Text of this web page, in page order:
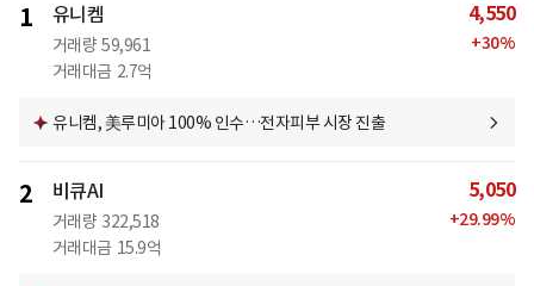
1 유니켐
거래량 59,961
거래대금 2.7억
4,550
+30%
유니켐, 美루미아 100% 인수…전자피부 시장 진출
2 비큐AI
거래량 322,518
거래대금 15.9억
5,050
+29.99%